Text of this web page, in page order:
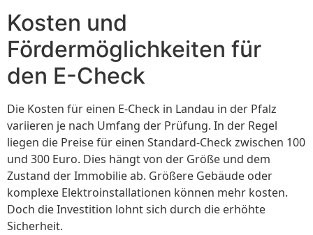
Kosten und
Fördermöglichkeiten für
den E-Check
Die Kosten für einen E-Check in Landau in der Pfalz
variieren je nach Umfang der Prüfung. In der Regel
liegen die Preise für einen Standard-Check zwischen 100
und 300 Euro. Dies hängt von der Größe und dem
Zustand der Immobilie ab. Größere Gebäude oder
komplexe Elektroinstallationen können mehr kosten.
Doch die Investition lohnt sich durch die erhöhte
Sicherheit.